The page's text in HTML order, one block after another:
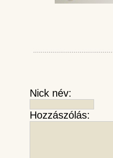
Nick név:
Hozzászólás: